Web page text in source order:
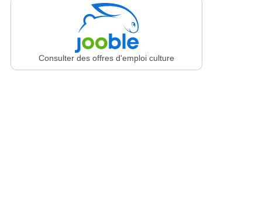
Consulter des offres d'emploi culture